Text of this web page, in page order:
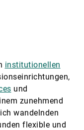
institutionellen
und
zunehmend
wandelnden
flexible und